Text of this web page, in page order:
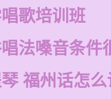
歌培训班
法嗓音条件
福州话怎